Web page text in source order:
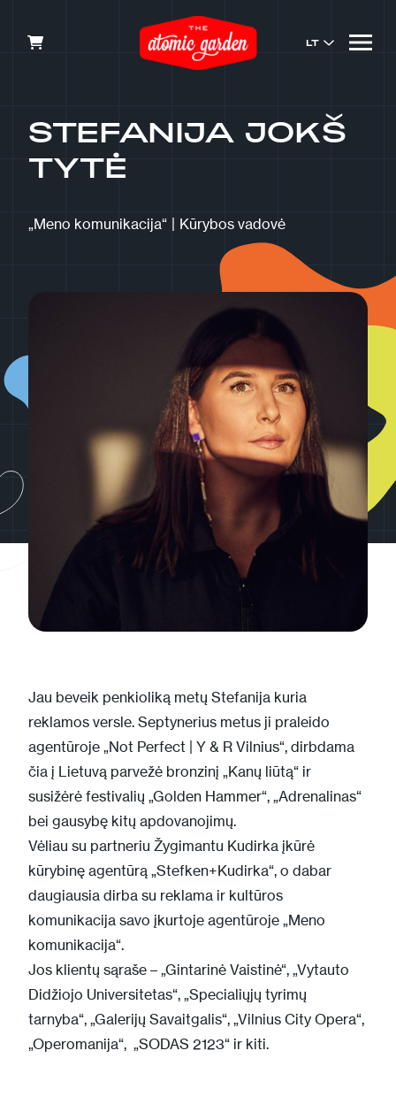
LT
STEFANIJA JOKŠ
TYTĖ
„Meno komunikacija“ Kūrybos vadovė
Jau beveik penkioliką metų Stefanija kuria
reklamos versle. Septynerius metus ji praleido
agentūroje „Not Perfect | Y & R Vilnius“, dirbdama
čia į Lietuvą parvežė bronzinį „Kanų liūtą“ ir
susižėrė festivalių „Golden Hammer“, „Adrenalinas“
bei gausybę kitų apdovanojimų.
Vėliau su partneriu Žygimantu Kudirka įkūrė
kūrybinę agentūrą „Stefken+Kudirka“, o dabar
daugiausia dirba su reklama ir kultūros
komunikacija savo įkurtoje agentūroje „Meno
komunikacija“.
Jos klientų sąraše – „Gintarinė Vaistinė“, „Vytauto
Didžiojo Universitetas“, „Specialiųjų tyrimų
tarnyba“, „Galerijų Savaitgalis“, „Vilnius City Opera“,
„Operomanija“, „SODAS 2123“ ir kiti.